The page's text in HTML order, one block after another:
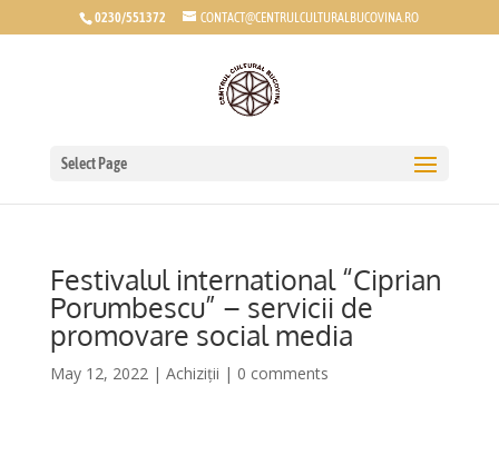
0230/551372 CONTACT@CENTRULCULTURALBUCOVINA.RO
Select Page
Festivalul international “Ciprian
Porumbescu” – servicii de
promovare social media
May 12, 2022| Achiziții | 0 comments